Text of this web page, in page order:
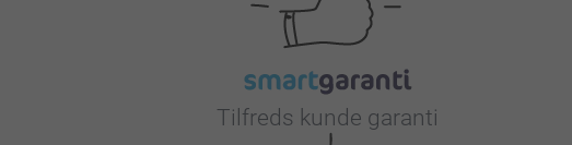
Tilfreds kunde garanti